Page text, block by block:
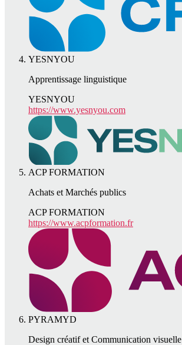
YESNYOU
Apprentissage linguistique
YESNYOU
https://www.yesnyou.com
ACP FORMATION
Achats et Marchés publics
ACP FORMATION
https://www.acpformation.fr
PYRAMYD
Design créatif et Communication visuelle